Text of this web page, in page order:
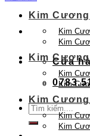
Cửa
Tìm
kiếm:
Kim Cương
Kim
Kim
Kim Cương
Kim
Kim
Kim
Kim
Kim